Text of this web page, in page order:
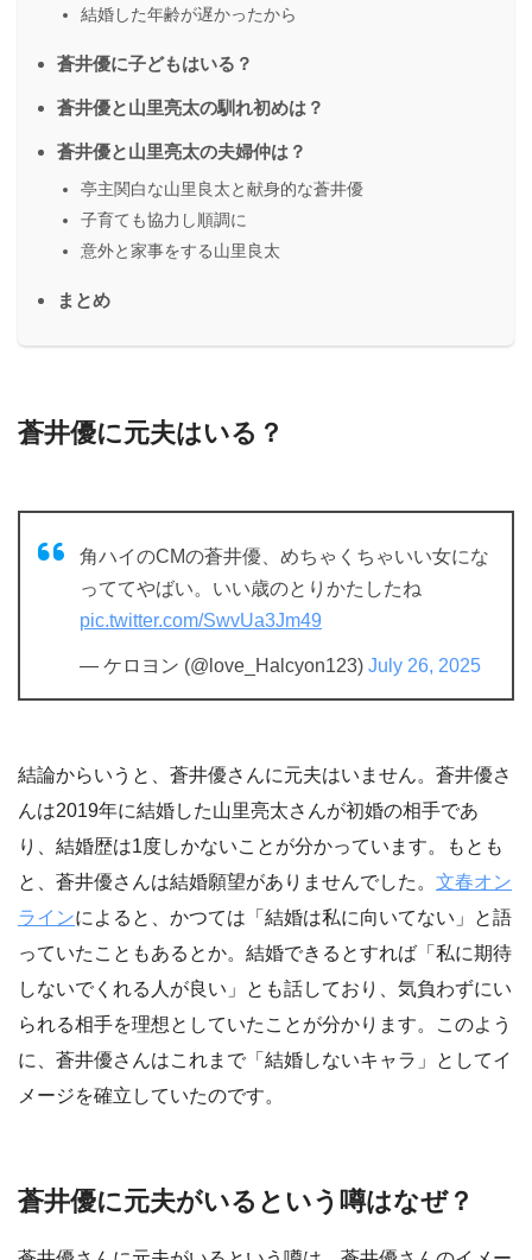
結婚した年齢が遅かったから
蒼井優に子どもはいる？
蒼井優と山里亮太の馴れ初めは？
蒼井優と山里亮太の夫婦仲は？
亭主関白な山里良太と献身的な蒼井優
子育ても協力し順調に
意外と家事をする山里良太
まとめ
蒼井優に元夫はいる？
角ハイのCMの蒼井優、めちゃくちゃいい女にな
っててやばい。いい歳のとりかたしたね
pic.twitter.com/SwvUa3Jm49
— ケロヨン (@love_Halcyon123) July 26, 2025
結論からいうと、蒼井優さんに元夫はいません。蒼井優さ
んは2019年に結婚した山里亮太さんが初婚の相手であ
り、結婚歴は1度しかないことが分かっています。もとも
と、蒼井優さんは結婚願望がありませんでした。 文春オン
ラインによると、かつては「結婚は私に向いてない」と語
っていたこともあるとか。結婚できるとすれば「私に期待
しないでくれる人が良い」とも話しており、気負わずにい
られる相手を理想としていたことが分かります。このよう
に、蒼井優さんはこれまで「結婚しないキャラ」としてイ
メージを確立していたのです。
蒼井優に元夫がいるという噂はなぜ？